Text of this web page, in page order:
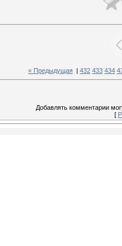
« Предыдущая 432 433 434
Добавлять комментарии
[